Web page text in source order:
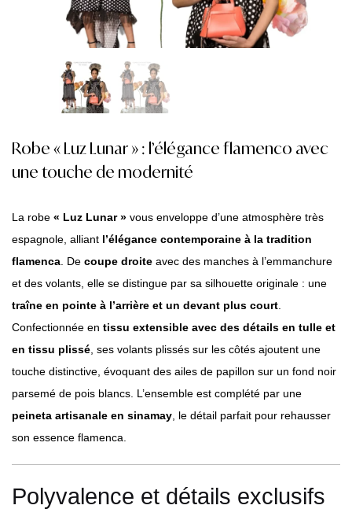
Robe « Luz Lunar » : l’élégance flamenco avec
une touche de modernité
La robe « Luz Lunar » vous enveloppe d’une atmosphère très
espagnole, alliant l’élégance contemporaine à la tradition
flamenca. De coupe droite avec des manches à l’emmanchure
et des volants, elle se distingue par sa silhouette originale : une
traîne en pointe à l’arrière et un devant plus court.
Confectionnée en tissu extensible avec des détails en tulle et
en tissu plissé, ses volants plissés sur les côtés ajoutent une
touche distinctive, évoquant des ailes de papillon sur un fond noir
parsemé de pois blancs. L’ensemble est complété par une
peineta artisanale en sinamay, le détail parfait pour rehausser
son essence flamenca.
Polyvalence et détails exclusifs
LOG IN
CREATE AN ACCOUNT